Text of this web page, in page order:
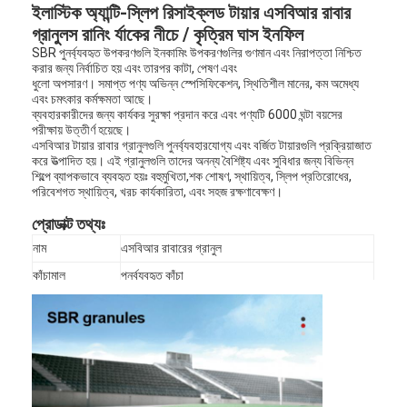
ইলাস্টিক অ্যান্টি-স্লিপ রিসাইক্লড টায়ার এসবিআর রাবার
গ্রানুলস রানিং র্যাকের নীচে / কৃত্রিম ঘাস ইনফিল
SBR পুনর্ব্যবহৃত উপকরণগুলি ইনকামিং উপকরণগুলির গুণমান এবং নিরাপত্তা নিশ্চিত
করার জন্য নির্বাচিত হয় এবং তারপর কাটা, পেষণ এবং
ধুলো অপসারণ। সমাপ্ত পণ্য অভিন্ন স্পেসিফিকেশন, স্থিতিশীল মানের, কম অমেধ্য
এবং চমৎকার কর্মক্ষমতা আছে।
ব্যবহারকারীদের জন্য কার্যকর সুরক্ষা প্রদান করে এবং পণ্যটি 6000 ঘন্টা বয়সের
পরীক্ষায় উত্তীর্ণ হয়েছে।
এসবিআর টায়ার রাবার গ্রানুলগুলি পুনর্ব্যবহারযোগ্য এবং বর্জিত টায়ারগুলি প্রক্রিয়াজাত
করে উত্পাদিত হয়। এই গ্রানুলগুলি তাদের অনন্য বৈশিষ্ট্য এবং সুবিধার জন্য বিভিন্ন
শিল্পে ব্যাপকভাবে ব্যবহৃত হয়ঃ বহুমুখিতা,শক শোষণ, স্থায়িত্ব, স্লিপ প্রতিরোধের,
পরিবেশগত স্থায়িত্ব, খরচ কার্যকারিতা, এবং সহজ রক্ষণাবেক্ষণ।
প্রোডাক্ট তথ্যঃ
নাম
এসবিআর রাবারের গ্রানুল
কাঁচামাল
পুনর্ব্যবহৃত কাঁচা
প্যাকিং উপায়
২৫ কেজি/ব্যাগ
অ্যাপ্লিকেশন
কৃত্রিম তৃণভূমি ভর্তি